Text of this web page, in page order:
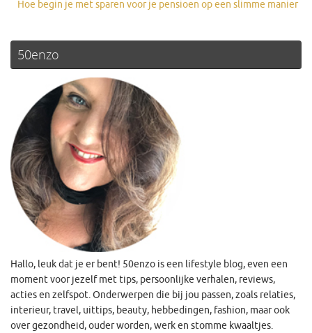
Hoe begin je met sparen voor je pensioen op een slimme manier
50enzo
Hallo, leuk dat je er bent! 50enzo is een lifestyle blog, even een
moment voor jezelf met tips, persoonlijke verhalen, reviews,
acties en zelfspot. Onderwerpen die bij jou passen, zoals relaties,
interieur, travel, uittips, beauty, hebbedingen, fashion, maar ook
over gezondheid, ouder worden, werk en stomme kwaaltjes.